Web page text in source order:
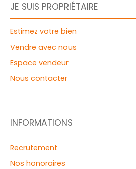
JE SUIS PROPRIÉTAIRE
Estimez votre bien
Vendre avec nous
Espace vendeur
Nous contacter
INFORMATIONS
Recrutement
Nos honoraires